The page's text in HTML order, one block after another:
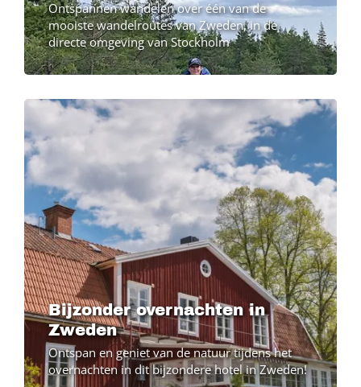
Ontspannen wandelen over één van de
mooiste wandelroutes van Zweden, in de
directe omgeving van Stockholm
Bijzonder overnachten in
Zweden
Ontspan en geniet van de natuur tijdens het
overnachten in dit bijzondere hotel in Zweden!